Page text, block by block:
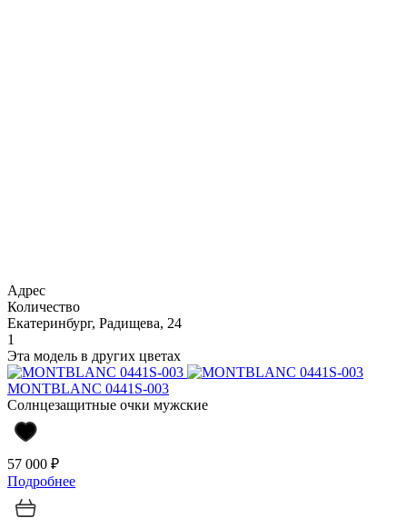
Адрес
Количество
Екатеринбург, Радищева, 24
1
Эта модель в других цветах
MONTBLANC 0441S-003
Солнцезащитные очки мужские
57 000 ₽
Подробнее